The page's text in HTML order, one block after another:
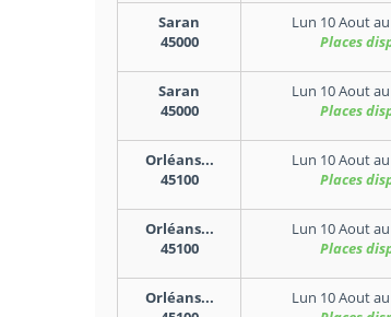
Saran
45000
Lun 10 Aoutau
Places
Saran
45000
Lun 10 Aoutau
Places
Orléans...
45100
Lun 10 Aoutau
Places
Orléans...
45100
Lun 10 Aoutau
Places
Orléans...
Lun 10 Aoutau